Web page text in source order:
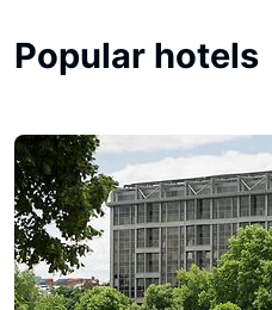
Popular hotels